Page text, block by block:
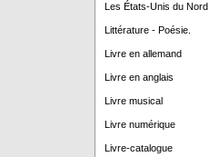
Les États-Unis du Nord
Littérature - Poésie.
Livre en allemand
Livre en anglais
Livre musical
Livre numérique
Livre-catalogue